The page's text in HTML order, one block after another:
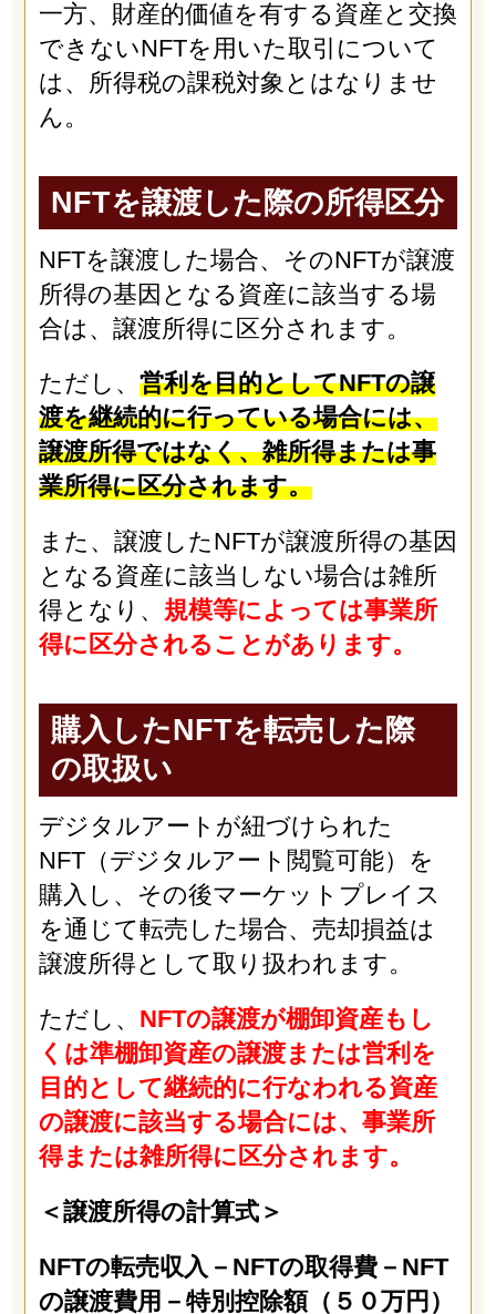
一方、財産的価値を有する資産と交換
できないNFTを用いた取引について
は、所得税の課税対象とはなりませ
ん。
NFTを譲渡した際の所得区分
NFTを譲渡した場合、そのNFTが譲渡
所得の基因となる資産に該当する場
合は、譲渡所得に区分されます。
ただし、 営利を目的としてNFTの譲
渡を継続的に行っている場合には、
譲渡所得ではなく、雑所得または事
業所得に区分されます。
また、譲渡したNFTが譲渡所得の基因
となる資産に該当しない場合は雑所
得となり、 規模等によっては事業所
得に区分されることがあります。
購入したNFTを転売した際
の取扱い
デジタルアートが紐づけられた
NFT（デジタルアート閲覧可能）を
購入し、その後マーケットプレイス
を通じて転売した場合、売却損益は
譲渡所得として取り扱われます。
ただし、 NFTの譲渡が棚卸資産もし
くは準棚卸資産の譲渡または営利を
目的として継続的に行なわれる資産
の譲渡に該当する場合には、事業所
得または雑所得に区分されます。
＜譲渡所得の計算式＞
NFTの転売収入－NFTの取得費－NFT
の譲渡費用－特別控除額（５０万円）